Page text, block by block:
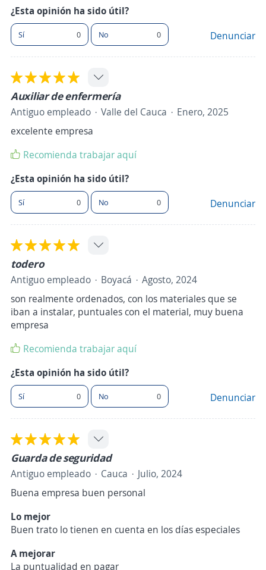
¿Esta opinión ha sido útil?
Sí 0 No 0 Denunciar
Auxiliar de enfermería
Antiguo empleado Valle del Cauca
Enero, 2025
excelente empresa
Recomienda trabajar aquí
¿Esta opinión ha sido útil?
Sí 0 No 0 Denunciar
todero
Antiguo empleado Boyacá
Agosto, 2024
son realmente ordenados, con los materiales que se
iban a instalar, puntuales con el material, muy buena
empresa
Recomienda trabajar aquí
¿Esta opinión ha sido útil?
Sí 0 No 0 Denunciar
Guarda de seguridad
Antiguo empleado Cauca
Julio, 2024
Buena empresa buen personal
Lo mejor
Buen trato lo tienen en cuenta en los días especiales
A mejorar
La puntualidad en pagar